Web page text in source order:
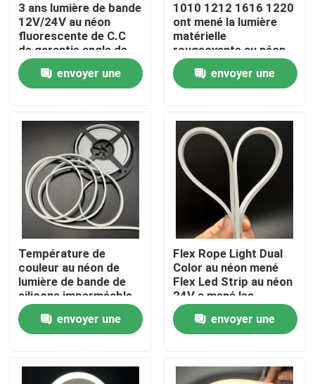
Aperçu
Produits
Vidéos
A propos de nous
Visite d'usine
Contrôle de la qualité
3 ans lumière de bande
12V/24V au néon
fluorescente de C.C
de garantie angle de
faisceau de 120
degrés envoyer une
1010 1212 1616 1220
ont mené la lumière
matérielle
rougeoyante au néon
lumineuse de tube de
silicone d'angle de
faisceau 120°
envoyer une
Température de
couleur au néon de
lumière de bande de
silicone imperméable
de C.C 12V 24V IP65
la doubleenvoyer une
Flex Rope Light Dual
Color au néon mené
Flex Led Strip au néon
24V a mené les
lumières flexibles de
tube
envoyer une